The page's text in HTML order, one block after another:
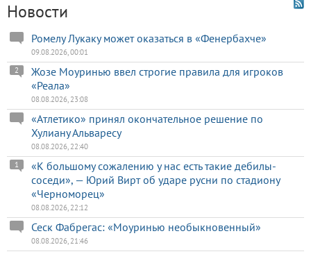
Новости
Ромелу Лукаку может оказаться в «Фенербахче»
09.08.2026, 00:01
Жозе Моуринью ввел строгие правила для игроков
«Реала»
2
08.08.2026, 23:08
«Атлетико» принял окончательное решение по
Хулиану Альваресу
08.08.2026, 22:40
«К большому сожалению у нас есть такие дебилы-
соседи», — Юрий Вирт об ударе русни по стадиону
«Черноморец»
1
08.08.2026, 22:12
Сеск Фабрегас: «Моуринью необыкновенный»
08.08.2026, 21:46